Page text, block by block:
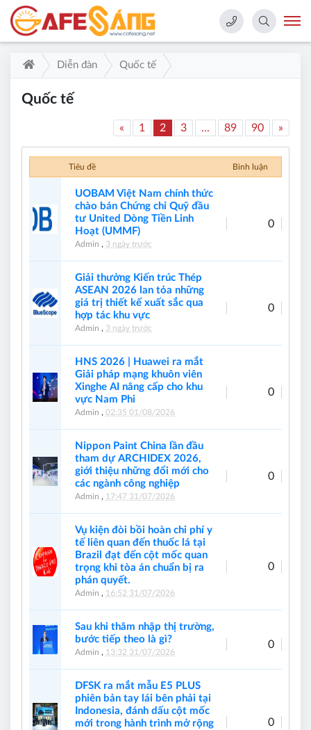
Diễn đàn Quốc tế
Quốc tế
« 1 2 3 ... 89 90 »
Tiêu đề Bình luận
UOBAM Việt Nam chính thức
chào bán Chứng chỉ Quỹ đầu
tư United Dòng Tiền Linh
Hoạt (UMMF)
Admin , 3 ngày trước
0
Giải thưởng Kiến trúc Thép
ASEAN 2026 lan tỏa những
giá trị thiết kế xuất sắc qua
hợp tác khu vực
Admin , 3 ngày trước
0
HNS 2026 | Huawei ra mắt
Giải pháp mạng khuôn viên
Xinghe AI nâng cấp cho khu
vực Nam Phi
Admin , 02:35 01/08/2026
0
Nippon Paint China lần đầu
tham dự ARCHIDEX 2026,
giới thiệu những đổi mới cho
các ngành công nghiệp
Admin , 17:47 31/07/2026
0
Vụ kiện đòi bồi hoàn chi phí y
tế liên quan đến thuốc lá tại
Brazil đạt đến cột mốc quan
trọng khi tòa án chuẩn bị ra
phán quyết.
Admin , 16:52 31/07/2026
0
Sau khi thâm nhập thị trường,
bước tiếp theo là gì?
Admin , 13:32 31/07/2026
0
DFSK ra mắt mẫu E5 PLUS
phiên bản tay lái bên phải tại
Indonesia, đánh dấu cột mốc
mới trong hành trình mở rộng
0